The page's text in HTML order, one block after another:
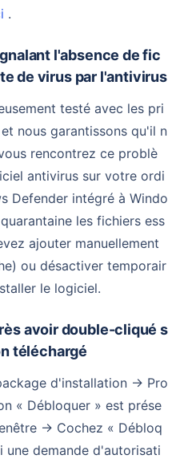
.
de virus par l'antivirus
nous garantissons qu'il n
rencontrez ce problè
antivirus sur votre ordi
Defender intégré à Windo
les fichiers ess
ajouter manuellement
ou désactiver temporair
le logiciel.
téléchargé
« Débloquer » est prése
→ Cochez « Débloq
demande d'autorisati